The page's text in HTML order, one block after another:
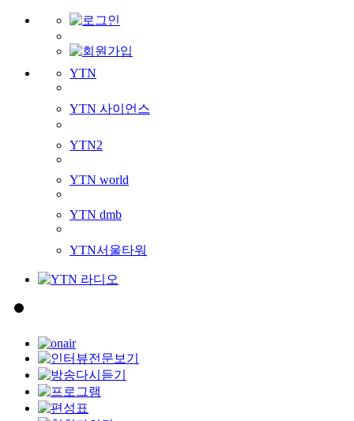
YTN
YTN 사이언스
YTN2
YTN world
YTN dmb
YTN서울타워